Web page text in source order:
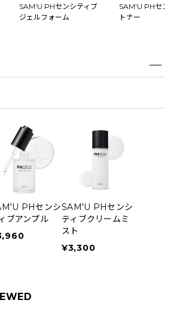
SAM'U PHセンシティブ
ジェルフォーム
SAM'U PHセンシテ
トナー
PHセンシ
ブアンプル
SAM'U PHセンシ
ティブクリームミ
スト
¥3,300